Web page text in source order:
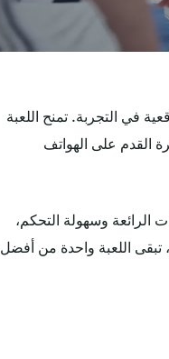
في التجربة. تمنح اللعبة
القدم على الهواتف
وسهولة التحكم،
تبقى اللعبة واحدة من أفضل